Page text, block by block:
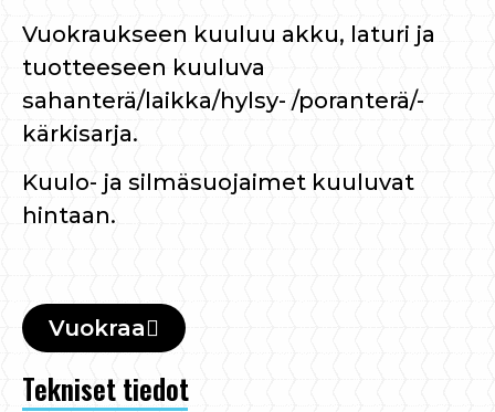
Vuokraukseen kuuluu akku, laturi ja
tuotteeseen kuuluva
sahanterä/laikka/hylsy- /poranterä/-
kärkisarja.
Kuulo- ja silmäsuojaimet kuuluvat
hintaan.
Vuokraa
Tekniset tiedot